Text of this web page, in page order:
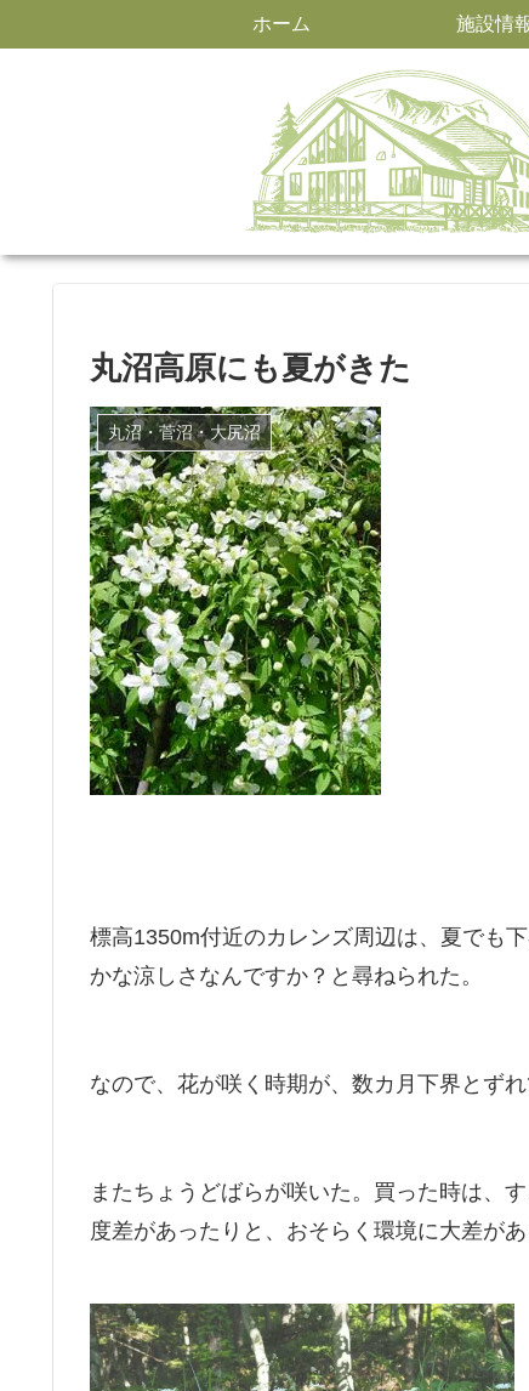
ホーム 施設情
丸沼高原にも夏がきた
丸沼・菅沼・大尻沼
標高1350m付近のカレンズ周辺は、夏でも
かな涼しさなんですか？と尋ねられた。
なので、花が咲く時期が、数カ月下界とず
またちょうどばらが咲いた。買った時は、
度差があったりと、おそらく環境に大差があ